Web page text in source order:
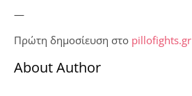
—
Πρώτη δημοσίευση στο pillofights.gr
About Author